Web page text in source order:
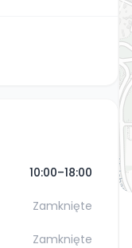
10:00–18:00
Zamknięte
Zamknięte